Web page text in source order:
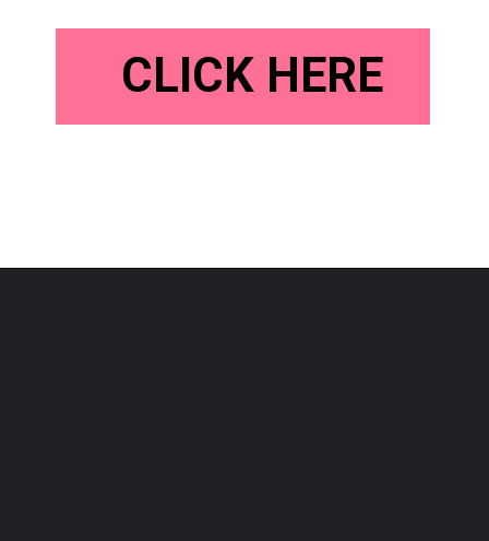
CLICK HERE